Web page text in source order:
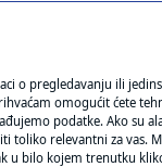
nisu
o pregledavanju ili
omogućit ćete
podatke. Ako su
toliko relevantni za vas.
u bilo kojem trenutku